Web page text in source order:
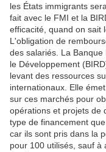
les États immigrants
fait avec le FMI et la
efficacité, quand on sait
L'obligation de
des salariés. La
le Développement
levant des ressources
internationaux. Elle
sur ces marchés pour
opérations et projets de
type de financement
car ils sont pris dans la
pour 100 utilisés, sauf à